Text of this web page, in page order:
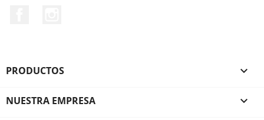
PRODUCTOS 
NUESTRA EMPRESA 